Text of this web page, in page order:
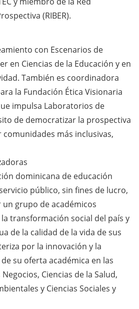
(RIBER).
con Escenarios de
en Ciencias de la Educación y en
También es coordinadora
la Fundación Ética Visionaria
impulsa Laboratorios de
de democratizar la prospectiva
más inclusivas,
dominicana de educación
público, sin fines de lucro,
grupo de académicos
transformación social del país y
de la calidad de la vida de sus
por la innovación y la
su oferta académica en las
Ciencias de la Salud,
y Ciencias Sociales y